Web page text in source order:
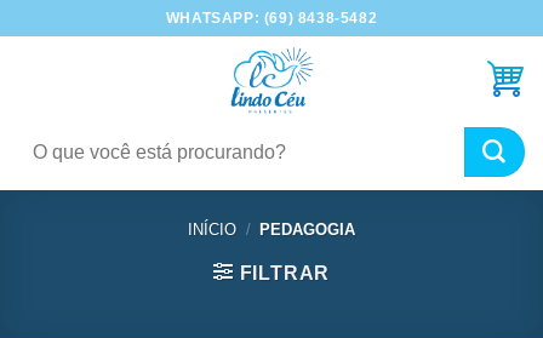
WHATSAPP: (69) 8438-5482
Pesquisar
INÍCIO / PEDAGOGIA
FILTRAR